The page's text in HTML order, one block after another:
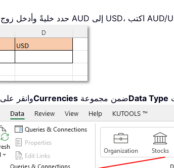
، وانقر علىCurrencies ضمن مجموعةData Type